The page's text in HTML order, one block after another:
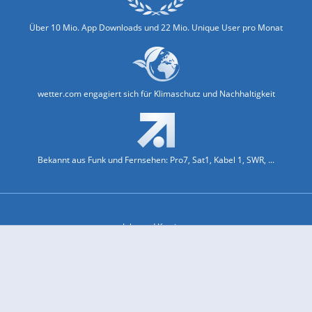
Über 10 Mio. App Downloads und 22 Mio. Unique User pro Monat
wetter.com engagiert sich für Klimaschutz und Nachhaltigkeit
Bekannt aus Funk und Fernsehen: Pro7, Sat1, Kabel 1, SWR, ...
Jobs und Karriere